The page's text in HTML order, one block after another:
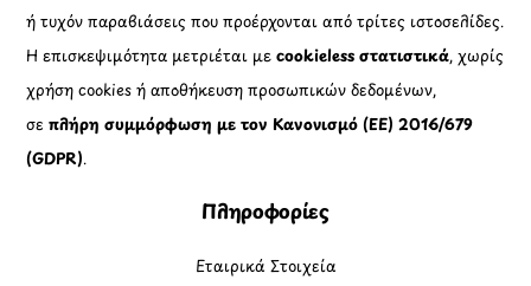
ή τυχόν παραβιάσεις που προέρχονται από τρίτες ιστοσελίδες.
Η επισκεψιμότητα μετριέται μεcookieless στατιστικά, χωρίς
χρήση cookies ή αποθήκευση προσωπικών δεδομένων,
σεπλήρη συμμόρφωση με τον Κανονισμό (ΕΕ) 2016/679
(GDPR).
Πληροφορίες
Εταιρικά Στοιχεία